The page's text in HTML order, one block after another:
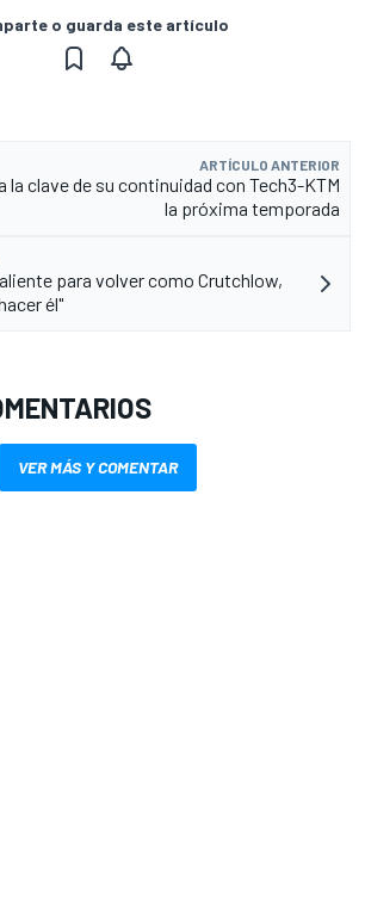
o guarda este artículo
ARTÍCULO ANTERIOR
la clave de su continuidad con Tech3-KTM
la próxima temporada
para volver como Crutchlow,
él"
VER MÁS Y COMENTAR